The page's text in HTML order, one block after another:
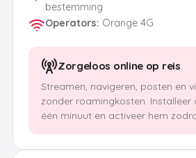
bestemming
Operators: Orange 4G
Zorgeloos online op reis
Streamen, navigeren, posten en
zonder roamingkosten. Installeer
één minuut en activeer hem